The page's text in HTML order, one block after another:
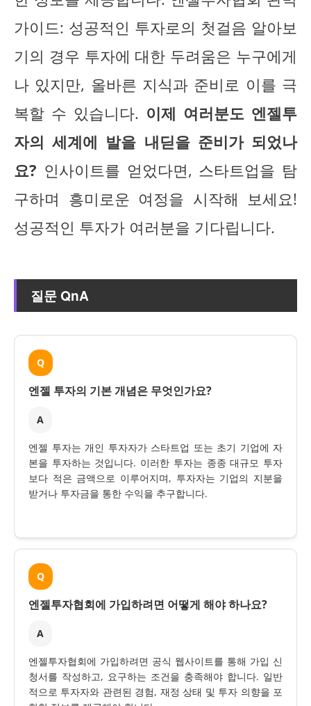
가이드: 성공적인 투자로의 첫걸음 알아보
기의 경우 투자에 대한 두려움은 누구에게
나 있지만, 올바른 지식과 준비로 이를 극
복할 수 있습니다. 이제 여러분도 엔젤투
자의 세계에 발을 내딛을 준비가 되었나
요? 인사이트를 얻었다면, 스타트업을 탐
구하며 흥미로운 여정을 시작해 보세요!
성공적인 투자가 여러분을 기다립니다.
질문 QnA
Q
엔젤 투자의 기본 개념은 무엇인가요?
A
엔젤 투자는 개인 투자자가 스타트업 또는 초기 기업에 자
본을 투자하는 것입니다. 이러한 투자는 종종 대규모 투자
보다 적은 금액으로 이루어지며, 투자자는 기업의 지분을
받거나 투자금을 통한 수익을 추구합니다.
Q
엔젤투자협회에 가입하려면 어떻게 해야 하나요?
A
엔젤투자협회에 가입하려면 공식 웹사이트를 통해 가입 신
청서를 작성하고, 요구하는 조건을 충족해야 합니다. 일반
적으로 투자자와 관련된 경험, 재정 상태 및 투자 의향을 포